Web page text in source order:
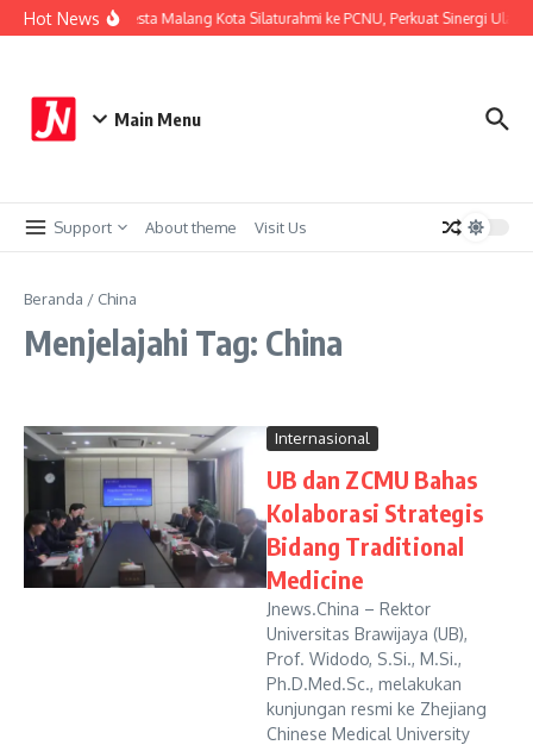
Lewati ke konten
Hot NewsKapolresta Malang Kota Silaturahmi ke PCNU, Perkuat Sinergi
Main Menu
Support About theme Visit Us
Beranda / China
Menjelajahi Tag: China
Internasional
UB dan ZCMU Bahas
Kolaborasi Strategis
Bidang Traditional
Medicine
Jnews.China – Rektor
Universitas Brawijaya (UB),
Prof. Widodo, S.Si., M.Si.,
Ph.D.Med.Sc., melakukan
kunjungan resmi ke Zhejiang
Chinese Medical University